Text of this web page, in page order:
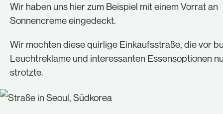
Wir haben uns hier zum Beispiel mit einem Vorrat an
Sonnencreme eingedeckt.
Wir mochten diese quirlige Einkaufsstraße, die vor
Leuchtreklame und interessanten Essensoptionen
strotzte.